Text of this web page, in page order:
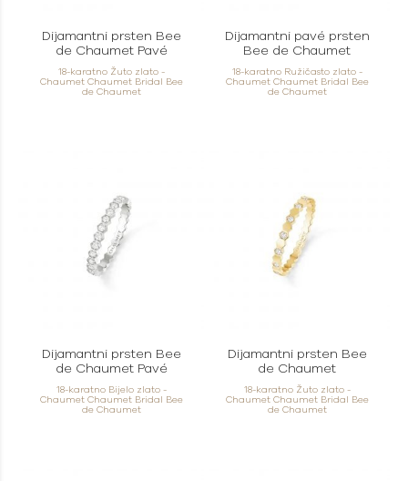
Dijamantni prsten Bee
de Chaumet Pavé
18-karatno Žuto zlato -
Chaumet Chaumet Bridal Bee
de Chaumet
Dijamantni pavé prsten
Bee de Chaumet
18-karatno Ružičasto zlato -
Chaumet Chaumet Bridal Bee
de Chaumet
Dijamantni prsten Bee
de Chaumet Pavé
18-karatno Bijelo zlato -
Chaumet Chaumet Bridal Bee
de Chaumet
Dijamantni prsten Bee
de Chaumet
18-karatno Žuto zlato -
Chaumet Chaumet Bridal Bee
de Chaumet